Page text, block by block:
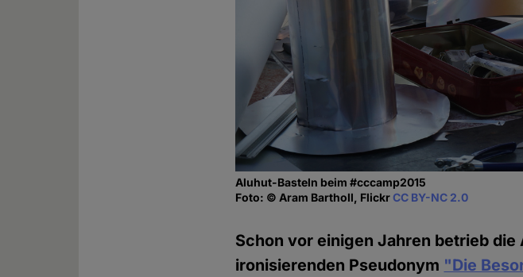
Aluhut-Basteln beim #cccamp2015
Foto: © Aram Bartholl, FlickrCC BY-NC 2.0
Schon vor einigen Jahren betrieb
ironisierenden Pseudonym "Die